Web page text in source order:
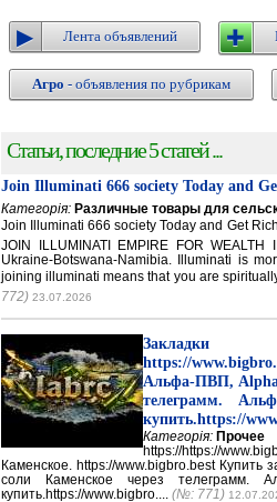
Лента объявлений
Агро - объявления по рубрикам
Статьи, последние 5 статей ...
Join Illuminati 666 society Today and
Категорія: Различные товары для
Join Illuminati 666 society Today and Get
JOIN ILLUMINATI EMPIRE FOR WEALTH
Ukraine-Botswana-Namibia. Illuminati is
joining illuminati means that you are
772) 23.07.2026
Закладки
https://
Альфа-ПВП, Alpha
телеграмм.
купить.https://
Категорія: Прочее
https://https://
Каменское. https://www.bigbro.best Купить
соли Каменское через телеграмм.
купить.https://www.bigbro.... (№: 771)